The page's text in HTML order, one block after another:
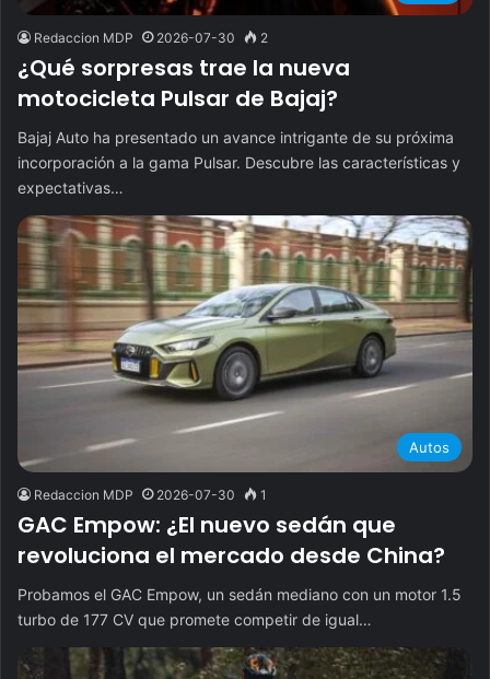
Redaccion MDP 2026-07-30 2
¿Qué sorpresas trae la nueva
motocicleta Pulsar de Bajaj?
Bajaj Auto ha presentado un avance intrigante de su próxima
incorporación a la gama Pulsar. Descubre las características y
expectativas…
Autos
Redaccion MDP 2026-07-30 1
GAC Empow: ¿El nuevo sedán que
revoluciona el mercado desde China?
Probamos el GAC Empow, un sedán mediano con un motor 1.5
turbo de 177 CV que promete competir de igual…